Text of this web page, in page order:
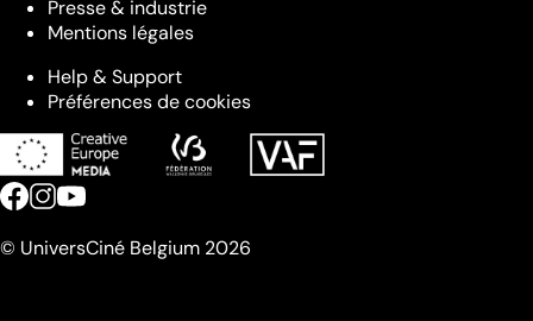
Presse & industrie
Mentions légales
Help & Support
Préférences de cookies
© UniversCiné Belgium 2026